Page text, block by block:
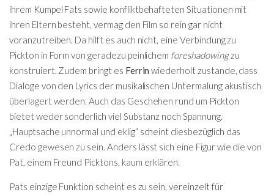
ihrem Kumpel Fats sowie konfliktbehafteten Situationen mit
ihren Eltern besteht, vermag den Film so rein gar nicht
voranzutreiben. Da hilft es auch nicht, eine Verbindung zu
Pickton in Form von geradezu peinlichem foreshadowingzu
konstruiert. Zudem bringt es Ferrin wiederholt zustande, dass
Dialoge von den Lyrics der musikalischen Untermalung akustisch
überlagert werden. Auch das Geschehen rund um Pickton
bietet weder sonderlich viel Substanz noch Spannung.
„Hauptsache unnormal und eklig“ scheint diesbezüglich das
Credo gewesen zu sein. Anders lässt sich eine Figur wie die von
Pat, einem Freund Picktons, kaum erklären.
Pats einzige Funktion scheint es zu sein, vereinzelt für